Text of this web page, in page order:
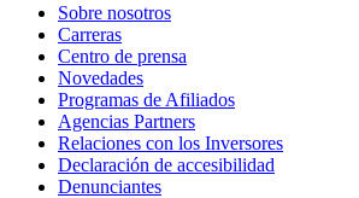
Sobre nosotros
Carreras
Centro de prensa
Novedades
Programas de Afiliados
Agencias Partners
Relaciones con los Inversores
Declaración de accesibilidad
Denunciantes